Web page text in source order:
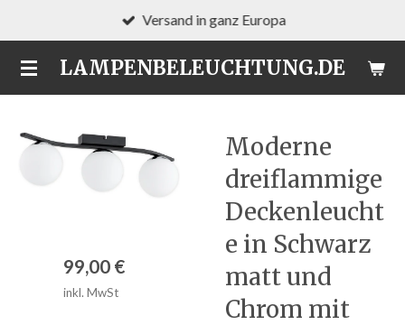
Hauptinhalt
springenLAMPENBELEUCHTUNG.DE
Versand in ganz Europa
Moderne
dreiflammige
Deckenleucht
e in Schwarz
matt und
Chrom mit
99,00 €
inkl. MwSt